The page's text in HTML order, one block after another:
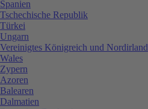
Spanien
Tschechische Republik
Türkei
Ungarn
Vereinigtes Königreich und Nordirland
Wales
Zypern
Azoren
Balearen
Dalmatien